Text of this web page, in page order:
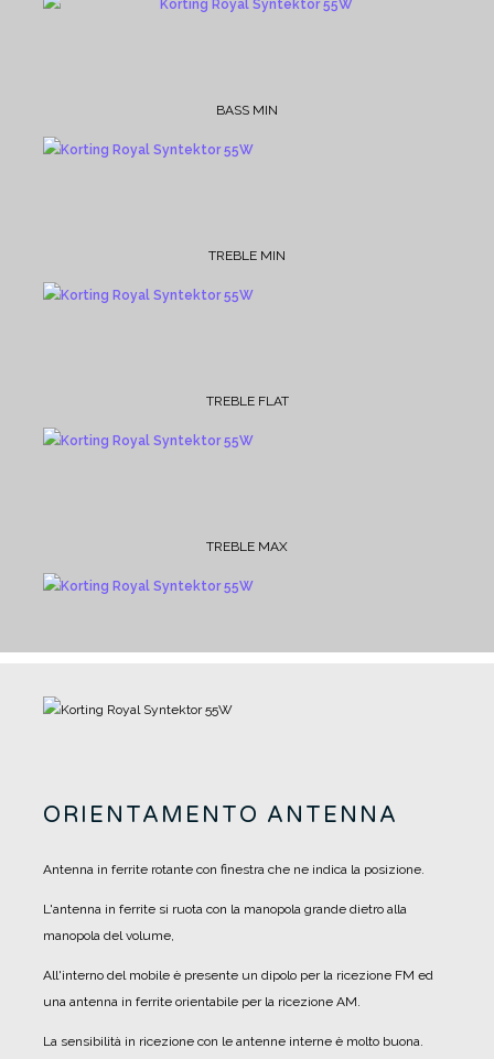
BASS MIN
TREBLE MIN
TREBLE FLAT
TREBLE MAX
ORIENTAMENTO ANTENNA
Antenna in ferrite rotante con finestra che ne indica la posizione.
L'antenna in ferrite si ruota con la manopola grande dietro alla
manopola del volume,
All'interno del mobile è presente un dipolo per la ricezione FM ed
una antenna in ferrite orientabile per la ricezione AM.
La sensibilità in ricezione con le antenne interne è molto buona.